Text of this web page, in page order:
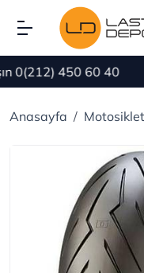
450 60 40
Anasayfa